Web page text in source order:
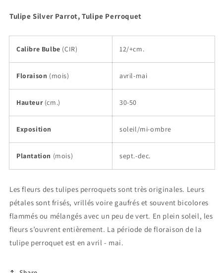
Tulipe Silver Parrot, Tulipe Perroquet
Calibre Bulbe (CIR) 12/+cm.
Floraison (mois) avril-mai
Hauteur (cm.) 30-50
Exposition soleil/mi-ombre
Plantation (mois) sept.-dec.
Les fleurs des tulipes perroquets sont très originales. Leurs
pétales sont frisés, vrillés voire gaufrés et souvent bicolores
flammés ou mélangés avec un peu de vert. En plein soleil, les
fleurs s’ouvrent entièrement. La période de floraison de la
tulipe perroquet est en avril - mai.